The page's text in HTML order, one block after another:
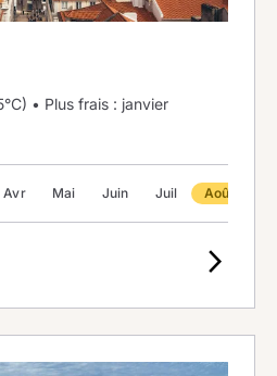
• Plus frais : janvier
Avr Mai Juin Juil Août
arrow_forward_ios